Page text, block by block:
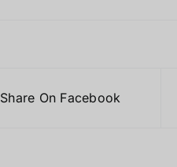
Share On Facebook